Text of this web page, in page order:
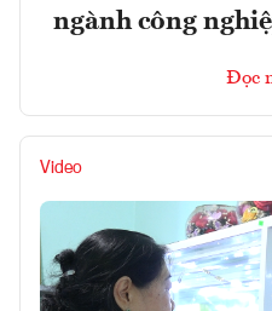
ngành công
Đọc
Video